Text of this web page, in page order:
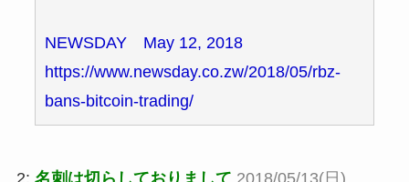
NEWSDAY May 12, 2018
https://www.newsday.co.zw/2018/05/rbz-
bans-bitcoin-trading/
2: 名刺は切らしておりまして 2018/05/13(日)